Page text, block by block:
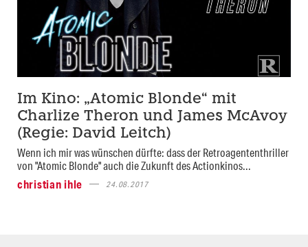
Im Kino: „Atomic Blonde“ mit
Charlize Theron und James McAvoy
(Regie: David Leitch)
Wenn ich mir was wünschen dürfte: dass der Retroagententhriller
von "Atomic Blonde" auch die Zukunft des Actionkinos...
christian ihle
24.08.2017